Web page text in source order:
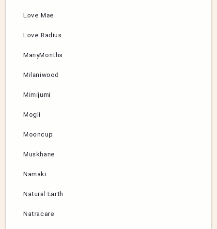
Love Mae
Love Radius
ManyMonths
Milaniwood
Mimijumi
Mogli
Mooncup
Muskhane
Namaki
Natural Earth
Natracare